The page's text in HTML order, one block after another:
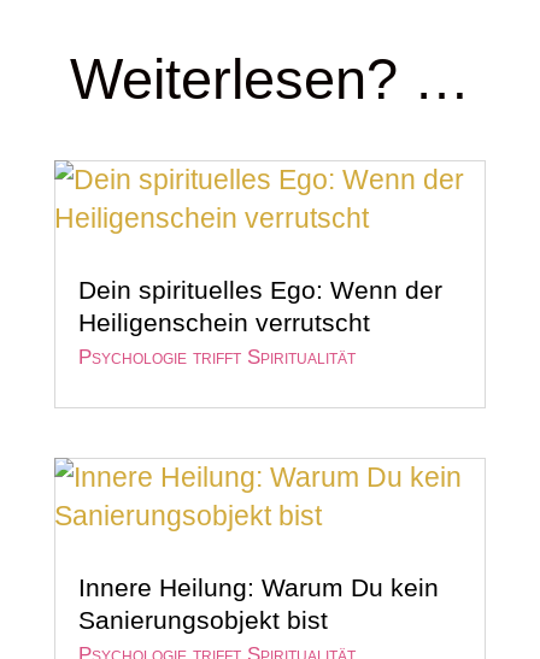
Weiterlesen? …
Dein spirituelles Ego: Wenn der
Heiligenschein verrutscht
Psychologie trifft Spiritualität
Innere Heilung: Warum Du kein
Sanierungsobjekt bist